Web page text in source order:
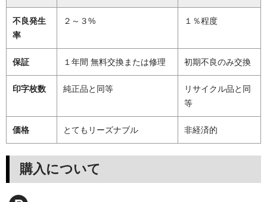
不良発生
率
２～３% １％程度
保証 １年間 無料交換または修理 初期不良のみ交換
印字枚数 純正品と同等
リサイクル品と同
等
価格 とてもリーズナブル 非経済的
購入について